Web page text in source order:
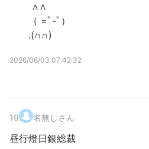
∧∧
（ =ﾟ-ﾟ）
.(∩∩)
2026/06/03 07:42:32
19. 名無しさん
昼行燈日銀総裁